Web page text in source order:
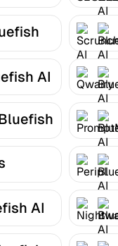
AI
AI